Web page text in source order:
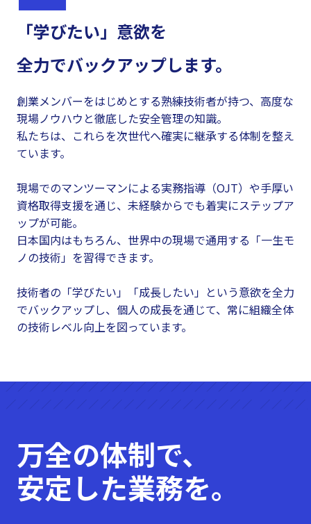
「学びたい」意欲を
全力でバックアップします。
創業メンバーをはじめとする熟練技術者が持つ、高度な
現場ノウハウと徹底した安全管理の知識。
私たちは、これらを次世代へ確実に継承する体制を整え
ています。
現場でのマンツーマンによる実務指導（OJT）や手厚い
資格取得支援を通じ、未経験からでも着実にステップア
ップが可能。
日本国内はもちろん、世界中の現場で通用する「一生モ
ノの技術」を習得できます。
技術者の「学びたい」「成長したい」という意欲を全力
でバックアップし、個人の成長を通じて、常に組織全体
の技術レベル向上を図っています。
万全の体制で、
安定した業務を。